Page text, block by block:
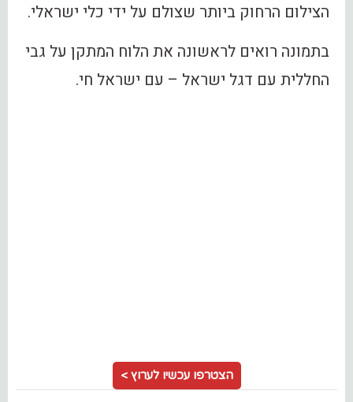
הצילום הרחוק ביותר שצולם על ידי כלי ישראלי.
בתמונה רואים לראשונה את הלוח המתקן על גבי
החללית עם דגל ישראל – עם ישראל חי.
הצטרפו עכשיו לערוץ >